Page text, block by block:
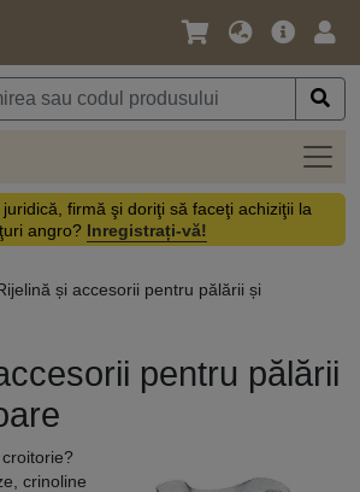
Limbă
Monedă
Meniul
firmă şi doriţi să faceţi achiziţii la
angro? Inregistrați-vă!
și accesorii pentru pălării și
pentru pălării
crinoline